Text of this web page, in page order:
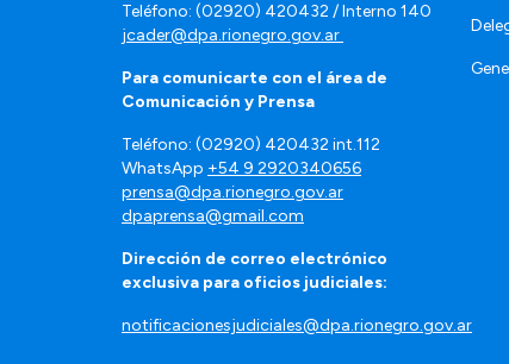
Teléfono: (02920) 420432 / Interno 140
jcader@dpa.rionegro.gov.ar
Para comunicarte con el área de
Comunicación y Prensa
Teléfono: (02920) 420432 int.112
WhatsApp +54 9 2920340656
prensa@dpa.rionegro.gov.ar
dpaprensa@gmail.com
Dirección de correo electrónico
exclusiva para oficios judiciales:
notificacionesjudiciales@dpa.rionegro.gov.ar